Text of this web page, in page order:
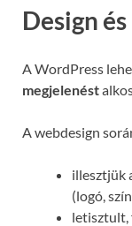
Design
A WordPress
megjelenést
A webdesign
illesztjük
(logó,
letisztult,